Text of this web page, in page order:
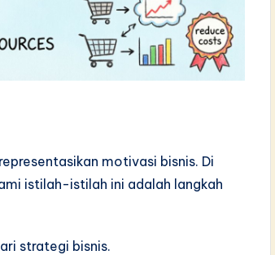
motivasi bisnis. Di
istilah-istilah ini adalah langkah
strategi bisnis.